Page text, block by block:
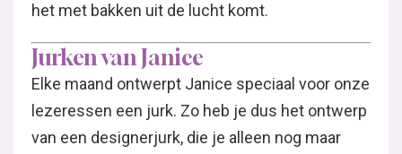
het met bakken uit de lucht komt.
Jurken van Janice
Elke maand ontwerpt Janice speciaal voor onze
lezeressen een jurk. Zo heb je dus het ontwerp
van een designerjurk, die je alleen nog maar